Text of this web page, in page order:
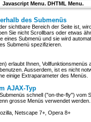
Javascript Menu. DHTML Menu.
des Submenüs
sichtbare Bereich der Seite ist,
Sie nicht Scrollbars oder etwas
eines Submenü und sie wird
Submenü spezifizieren.
erlaubt Ihnen, Vollfunktionsmenüs
Ausserdem, ist es nicht
einige Extraparameter des Menüs.
AJAX-Typ
schnell ("on-the-fly") vom
grosse Menüs verwendet werden.
Netscape 7+, Opera 8+